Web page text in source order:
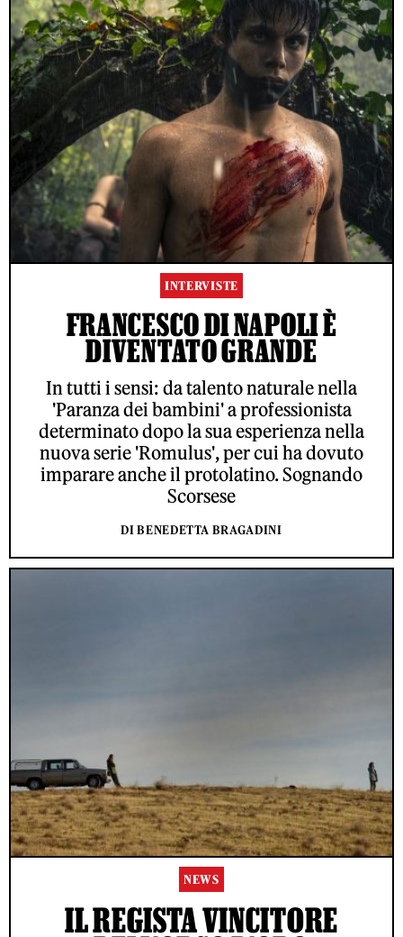
INTERVISTE
FRANCESCO DI NAPOLI È
DIVENTATO GRANDE
In tutti i sensi: da talento naturale nella
'Paranza dei bambini' a professionista
determinato dopo la sua esperienza nella
nuova serie 'Romulus', per cui ha dovuto
imparare anche il protolatino. Sognando
Scorsese
DI BENEDETTA BRAGADINI
NEWS
IL REGISTA VINCITORE